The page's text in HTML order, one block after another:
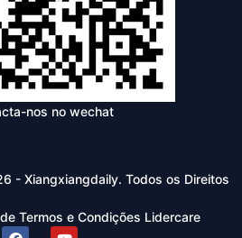
nos no wechat
- Xiangxiangdaily. Todos os Direitos
Termos e Condições Lidercare